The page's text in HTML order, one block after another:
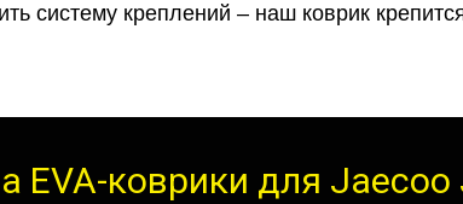
систему креплений – наш коврик
EVA-коврики для